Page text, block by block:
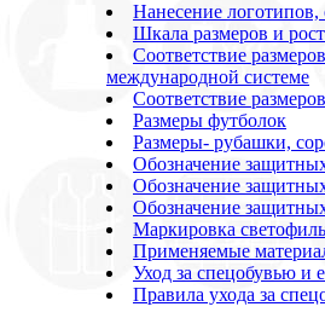
Нанесение
Шкала размеров и
Соответствие
международной системе
Соответствие
Размеры футболок
Размеры- рубашки,
Обозначение
Обозначение
Обозначение
Маркировка
Применяемые
Уход за спецобувью и
Правила ухода за